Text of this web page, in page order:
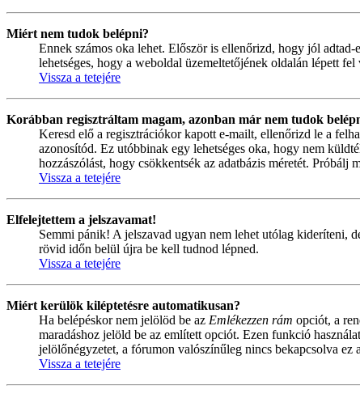
Miért nem tudok belépni?
Ennek számos oka lehet. Először is ellenőrizd, hogy jól
lehetséges, hogy a weboldal üzemeltetőjének oldalán lépett
Vissza a tetejére
Korábban regisztráltam magam, azonban már nem tudok
Keresd elő a regisztrációkor kapott e-mailt, ellenőrizd le a
azonosítód. Ez utóbbinak egy lehetséges oka, hogy nem
hozzászólást, hogy csökkentsék az adatbázis méretét. Próbálj
Vissza a tetejére
Elfelejtettem a jelszavamat!
Semmi pánik! A jelszavad ugyan nem lehet utólag kideríteni,
rövid időn belül újra be kell tudnod lépned.
Vissza a tetejére
Miért kerülök kiléptetésre automatikusan?
Ha belépéskor nem jelölöd be az Emlékezzen rám opciót, a
maradáshoz jelöld be az említett opciót. Ezen funkció
jelölőnégyzetet, a fórumon valószínűleg nincs bekapcsolva ez
Vissza a tetejére